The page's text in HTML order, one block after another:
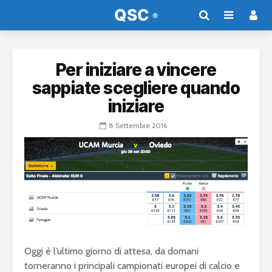
Per iniziare a vincere
sappiate scegliere quando
iniziare
8 Settembre 2016
Oggi è l’ultimo giorno di attesa, da domani
torneranno i principali campionati europei di calcio e